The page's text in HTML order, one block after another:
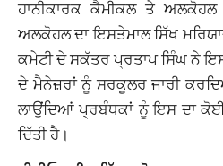
ਹਾਨੀਕਾਰਕ ਕੈਮੀਕਲ ਤੇ
ਅਲਕੋਹਲ ਦਾ ਇਸਤੇਮਾਲ ਸਿੱਖ
ਕਮੇਟੀ ਦੇ ਸਕੱਤਰ ਪ੍ਰਤਾਪ ਸਿੰਘ ਨੇ
ਦੇ ਮੈਨੇਜ਼ਰਾਂ ਨੂੰ ਸਰਕੂਲਰ ਜਾਰੀ
ਲਾਉਂਦਿਆਂ ਪ੍ਰਬੰਧਕਾਂ ਨੂੰ ਇਸ ਦਾ
ਦਿੱਤੀ ਹੈ।